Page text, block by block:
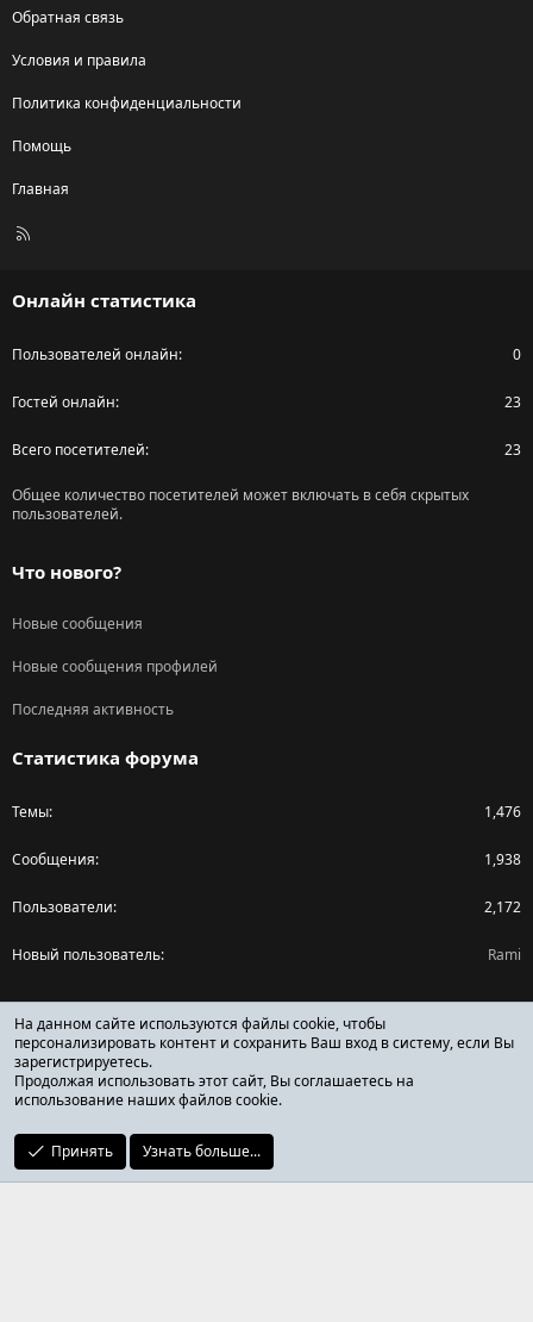
Обратная связь
Условия и правила
Политика конфиденциальности
Помощь
Главная
R
Онлайн статистика
Пользователей онлайн 0
Гостей онлайн 23
Всего посетителей 23
Общее количество посетителей может включать в себя скрытых
пользователей.
Что нового?
Новые сообщения
Новые сообщения профилей
Последняя активность
Статистика форума
Темы 1,476
Сообщения 1,938
Пользователи 2,172
Новый пользователь Rami
Поделиться страницей
Facebook
X (Twitter)
Reddit
ОТЗЫВЫ ОНЛАЙН ФОРУМ
На данном сайте используются файлы cookie, чтобы
персонализировать контент и сохранить Ваш вход в систему, если Вы
зарегистрируетесь.
Продолжая использовать этот сайт, Вы соглашаетесь на
использование наших файлов cookie.
Принять Узнать больше...